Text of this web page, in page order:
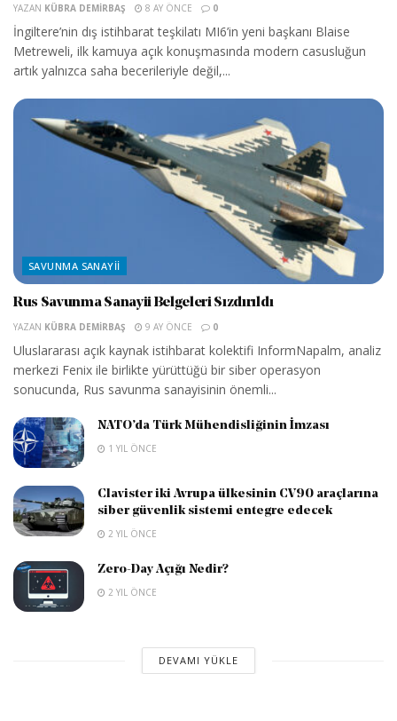
YAZAN KÜBRA DEMIRBAŞ 8 AY ÖNCE 0
İngiltere’nin dış istihbarat teşkilatı MI6’in yeni başkanı Blaise
Metreweli, ilk kamuya açık konuşmasında modern casusluğun
artık yalnızca saha becerileriyle değil,...
SAVUNMA SANAYII
Rus Savunma Sanayii Belgeleri Sızdırıldı
YAZAN KÜBRA DEMIRBAŞ 9 AY ÖNCE 0
Uluslararası açık kaynak istihbarat kolektifi InformNapalm, analiz
merkezi Fenix ile birlikte yürüttüğü bir siber operasyon
sonucunda, Rus savunma sanayisinin önemli...
NATO’da Türk Mühendisliğinin İmzası
1 YIL ÖNCE
Clavister iki Avrupa ülkesinin CV90 araçlarına
siber güvenlik sistemi entegre edecek
2 YIL ÖNCE
Zero-Day Açığı Nedir?
2 YIL ÖNCE
DEVAMI YÜKLE